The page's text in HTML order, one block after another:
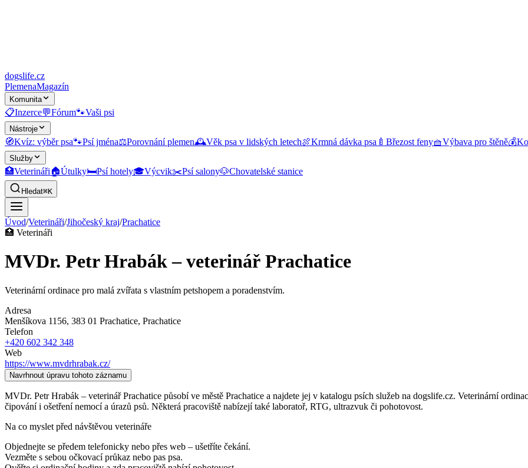
dogslife.cz
PlemenaMagazín
Komunita
📋Inzerce💬Fórum🐾Vaši psi
Nástroje
🧭Kvíz: výběr psa🐾Psí jména⚖️Porovnání plemen🕰️Věk psa v lidských letech🍖Krmná dávka psa 🍼 Březost feny🧺Výbava pro štěně💰
Služby
🏥Veterináři🏠Útulky🛏️Psí hotely🎓Výcvik✂️Psí salony🐶Chovatelské stanice
Hledat⌘K
Úvod/Veterináři/Jihočeský kraj/Prachatice
🏥 Veterináři
MVDr. Petr Hrabák – veterinář Prachatice
Veterinární ordinace pro malá zvířata s vlastním petshopem a poradenstvím.
Adresa
Menšíkova 1156, 383 01 Prachatice, Prachatice
Telefon
+420 602 342 348
Web
https://www.mvdrhrabak.cz/
Navrhnout úpravu tohoto záznamu
MVDr. Petr Hrabák – veterinář Prachatice působí ve městě Prachatice a najdete jej v katalogu psích služeb na dogslife.cz. Veterinární
čipování i ošetření nemocí a úrazů psů. Některá pracoviště nabízejí také laboratoř, RTG, ultrazvuk či pohotovost.
Na co myslet před návštěvou veterináře
Objednejte se předem telefonicky nebo přes web – ušetříte čekání.
Vezměte s sebou očkovací průkaz nebo pas psa.